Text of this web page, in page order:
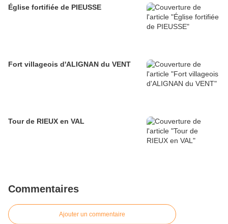
Église fortifiée de PIEUSSE
Fort villageois d'ALIGNAN du VENT
Tour de RIEUX en VAL
Commentaires
Ajouter un commentaire